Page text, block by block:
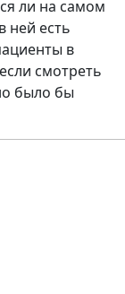
ли на самом
ней есть
в
смотреть
было бы